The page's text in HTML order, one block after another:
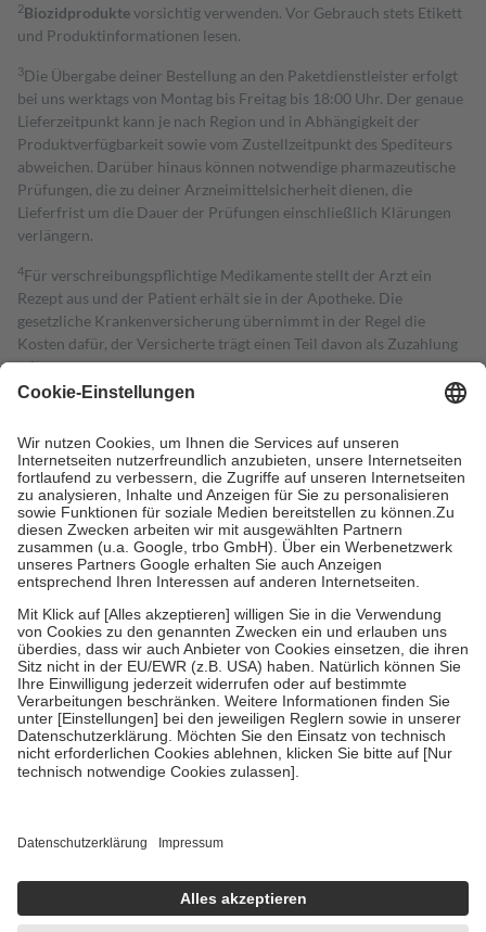
2Biozidproduktevorsichtig verwenden. Vor Gebrauch stets Etikett
und Produktinformationen lesen.
3Die Übergabe deiner Bestellung an den Paketdienstleister erfolgt
bei uns werktags von Montag bis Freitag bis 18:00 Uhr. Der genaue
Lieferzeitpunkt kann je nach Region und in Abhängigkeit der
Produktverfügbarkeit sowie vom Zustellzeitpunkt des Spediteurs
abweichen. Darüber hinaus können notwendige pharmazeutische
Prüfungen, die zu deiner Arzneimittelsicherheit dienen, die
Lieferfrist um die Dauer der Prüfungen einschließlich Klärungen
verlängern.
4Für verschreibungspflichtige Medikamente stellt der Arzt ein
Rezept aus und der Patient erhält sie in der Apotheke. Die
gesetzliche Krankenversicherung übernimmt in der Regel die
Kosten dafür, der Versicherte trägt einen Teil davon als Zuzahlung
mit.
Grundsätzlich leisten Mitglieder Zuzahlungen in Höhe von zehn
höchstens zehn Euro.
Es sind jedoch nie mehr als die tatsächlichen
Kosten der Leistung zu entrichten.
Diese Regeln gelten grundsätzlich auch für Online-Apotheken.
Bei Heilmitteln und häuslicher Krankenpflege beträgt die
Zuzahlung zehn Prozent der Kosten sowie zehn Euro je
Verordnung.
Um das Engagement der Versicherten für ihre eigene Gesundheit zu
stärken und die besondere Stellung der Familie zu unterstützen,
fallenkeine Zuzahlungenan bei:
• Kindern und Jugendlichen bis zum vollendeten 18. Lebensjahr
mit Ausnahme der Fahrkosten
• Untersuchungen zur Vorsorge und Früherkennung, die von der
GKV getragen werden
• empfohlenen Schutzimpfungen
• Harn- und Blutteststreifen
getroffen, um sicherzustellen, dass es sich um echte Bewertungen
https://help.etrusted.com/hc/de/articles/4419944605341
Einige Bilder und Inhalte wurden unter Zuhilfenahme künstlicher